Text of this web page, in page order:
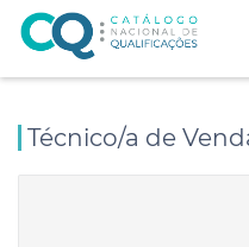
Técnico/a de